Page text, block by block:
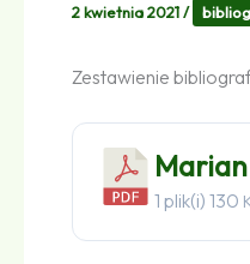
2 kwietnia 2021/
Zestawienie
Marian
1 plik(i) 130